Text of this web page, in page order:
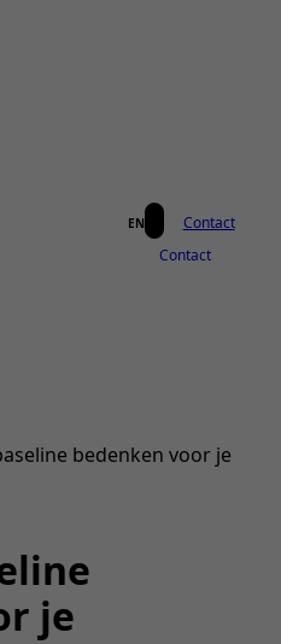
EN
Contact
Contact
bedenken voor je
je